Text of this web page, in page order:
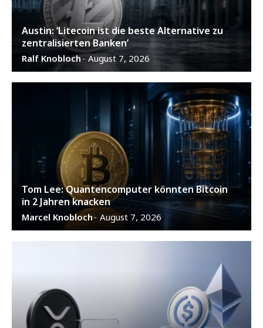
Austin: ‘Litecoin ist die beste Alternative zu
zentralisierten Banken’
Ralf Knobloch- August 7, 2026
Tom Lee: Quantencomputer könnten Bitcoin
in 2 Jahren knacken
Marcel Knobloch- August 7, 2026